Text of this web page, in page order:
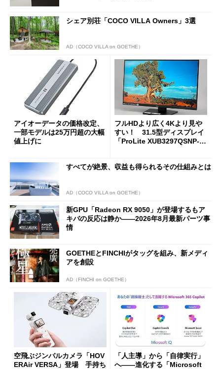
シェア別荘「COCO VILLA Owners」3選
AD（COCO VILLA on GOETHE）
アイオーデータの価格改定、
一部モデルは25万円超の大幅
値上げに
フルHDより広く4Kより見や
すい！ 31.5型ディスプレイ
「ProLite XUB3297QSNP-B
すべてが絶景、収益も得られるその仕組みとは
AD（COCO VILLA on GOETHE）
新GPU「Radeon RX 9050」が登場するもア
キバの反応は静か――2026年8月最新パーツ事
情
GOETHEとFINCHIがタッグを組み、新メディ
アを創設
AD（FINCHI on GOETHE）
空飛ぶジンバルカメラ「HOV
ERAir VERSA」登場 手持ち
「人主導」から「自律実行」
へ――進化する「Microsoft